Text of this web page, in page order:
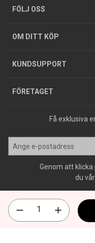
FÖLJ OSS
OM DITT KÖP
Integritetspolicy
GDPR
KUNDSUPPORT
Foldrar och kataloger
Köpguider
Varumärken
FÖRETAGET
Tjänster
Hållbarhet
Jobba hos oss
Press
Få exklusiva
Genom att
du